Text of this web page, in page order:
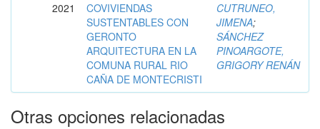
2021
COVIVIENDAS
SUSTENTABLES CON
GERONTO
ARQUITECTURA EN LA
COMUNA RURAL RIO
CAÑA DE MONTECRISTI
CUTRUNEO,
JIMENA;
SÁNCHEZ
PINOARGOTE,
GRIGORY RENÁN
Otras opciones relacionadas